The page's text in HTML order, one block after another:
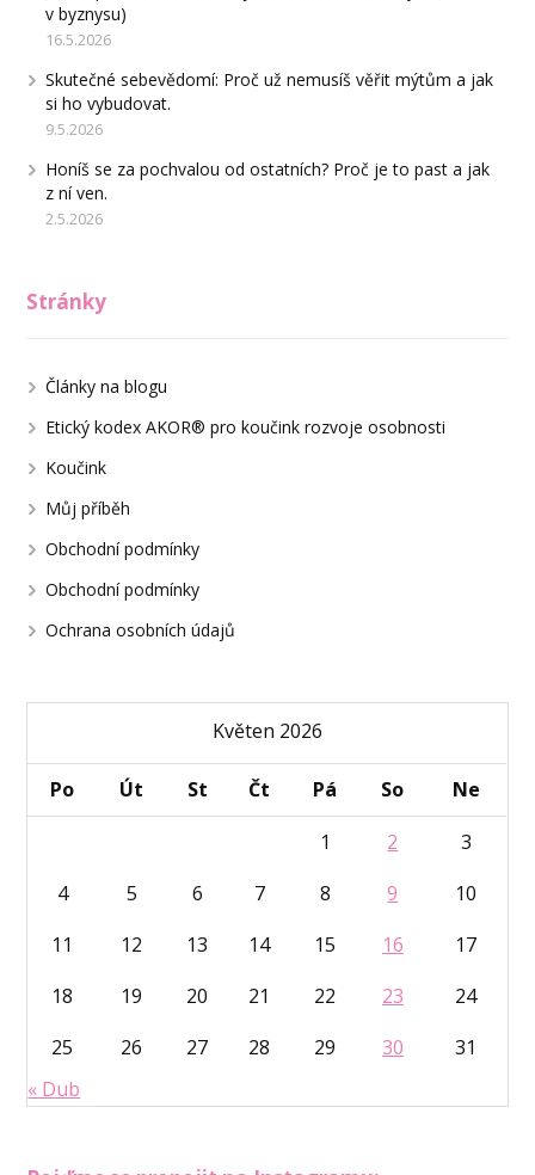
v byznysu)
16.5.2026
Skutečné sebevědomí: Proč už nemusíš věřit mýtům a jak
si ho vybudovat.
9.5.2026
Honíš se za pochvalou od ostatních? Proč je to past a jak
z ní ven.
2.5.2026
Stránky
Články na blogu
Etický kodex AKOR® pro koučink rozvoje osobnosti
Koučink
Můj příběh
Obchodní podmínky
Obchodní podmínky
Ochrana osobních údajů
Květen 2026
Po Út St Čt Pá So
Ne
1
2
3
4
5 6 7 8 9
10
11
12 13 14 15 16
17
18
19 20 21 22 23
24
25
26 27 28 29 30
31
« Dub